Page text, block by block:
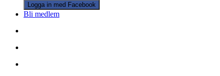
Logga in med Facebook
Bli medlem